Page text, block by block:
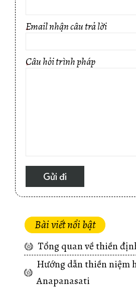
Email nhận câu trả lời
*
Câu hỏi trình pháp
*
Bài viết nổi bật
Tổng quan về thiền
Hướng dẫn thiền niệm
Anapanasati